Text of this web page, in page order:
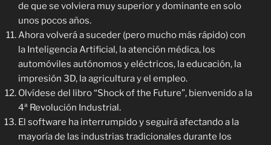
de que se volviera muy superior y dominante en solo
unos pocos años.
Ahora volverá a suceder (pero mucho más rápido) con
la Inteligencia Artificial, la atención médica, los
automóviles autónomos y eléctricos, la educación, la
impresión 3D, la agricultura y el empleo.
Olvídese del libro “Shock of the Future”, bienvenido a la
4ª Revolución Industrial.
El software ha interrumpido y seguirá afectando a la
mayoría de las industrias tradicionales durante los